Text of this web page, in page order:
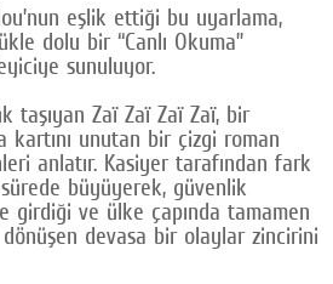
eşlik ettiği bu uyarlama,
dolu bir “Canlı Okuma”
sunuluyor.
taşıyan Zaï Zaï Zaï Zaï, bir
kartını unutan bir çizgi roman
anlatır. Kasiyer tarafından fark
büyüyerek, güvenlik
girdiği ve ülke çapında tamamen
devasa bir olaylar zincirini